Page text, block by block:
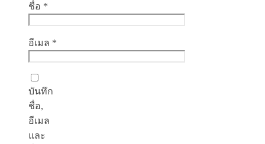
ชื่อ *
อีเมล *
บันทึก
ชื่อ,
อีเมล
และ